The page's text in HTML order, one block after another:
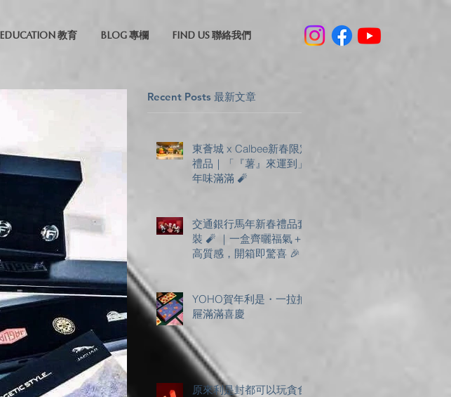
EDUCATION 教育 BLOG 專欄 FIND US 聯絡我們
Recent Posts 最新文章
東薈城 x Calbee新春限定
禮品｜「『薯』來運到」
年味滿滿 🧨
交通銀行馬年新春禮品套
裝 🧨 ｜一盒齊曬福氣＋
高質感，開箱即驚喜 🎉
YOHO賀年利是・一拉抽
屜滿滿喜慶
原來利是封都可以玩貪食